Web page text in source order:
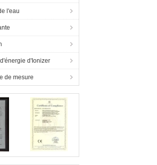
l'eau
d'Ionizer
de mesure